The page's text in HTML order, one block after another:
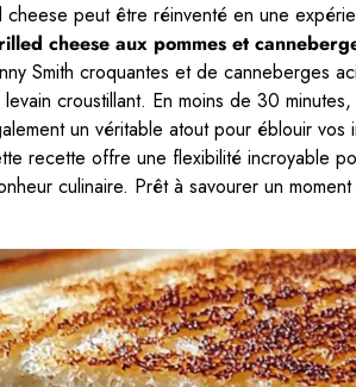
peut être réinventé en une
cheese aux pommes et
Smith croquantes et de canneberges
croustillant. En moins de 30
un véritable atout pour éblouir vos
recette offre une flexibilité incroyable
culinaire. Prêt à savourer un